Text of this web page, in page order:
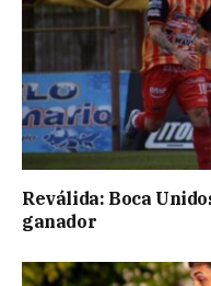
Reválida: Boca
ganador